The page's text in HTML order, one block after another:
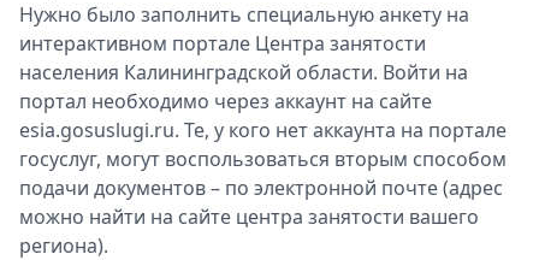
Нужно было заполнить специальную анкету на
интерактивном портале Центра занятости
населения Калининградской области. Войти на
портал необходимо через аккаунт на сайте
esia.gosuslugi.ru. Те, у кого нет аккаунта на портале
госуслуг, могут воспользоваться вторым способом
подачи документов – по электронной почте (адрес
можно найти на сайте центра занятости вашего
региона).